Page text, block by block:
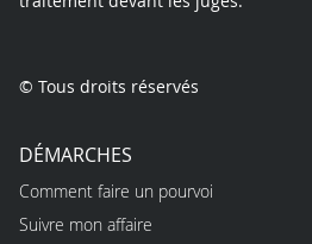
© Tous droits réservés
DÉMARCHES
Comment faire un pourvoi
Suivre mon affaire